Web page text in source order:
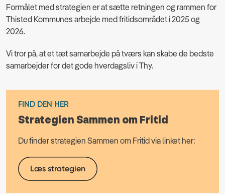
Formålet med strategien er at sætte retningen og rammen for
Thisted Kommunes arbejde med fritidsområdet i 2025 og
2026.
Vi tror på, at et tæt samarbejde på tværs kan skabe de bedste
samarbejder for det gode hverdagsliv i Thy.
FIND DEN HER
Strategien Sammen om Fritid
Du finder strategien Sammen om Fritid via linket her:
Læs strategien